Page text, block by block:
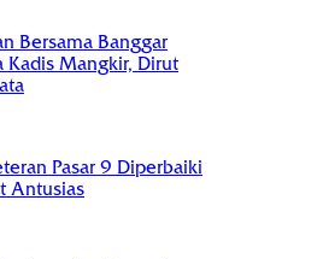
Bersama Banggar
Kadis Mangkir, Dirut
Pasar 9 Diperbaiki
Antusias